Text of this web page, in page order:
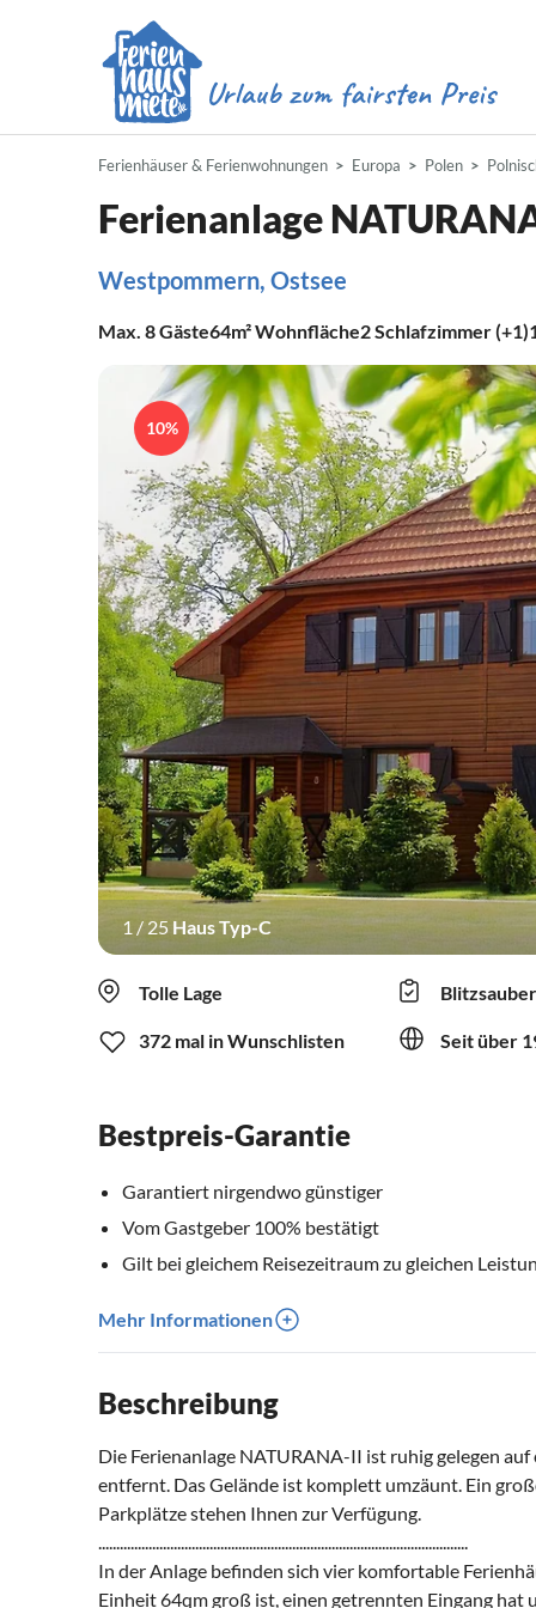
Ferienhäuser & Ferienwohnungen Europa Polen
Ferienanlage
Westpommern, Ostsee
Max. 8Gäste64m²Wohnfläche2Schlafzimmer (+1)
1 / 25 Haus Typ-C
10%
Tolle Lage
372 mal in Wunschlisten Seit über
Bestpreis-Garantie
Garantiert nirgendwo günstiger
Vom Gastgeber 100% bestätigt
Gilt bei gleichem Reisezeitraum zu gleichen
Mehr Informationen
Beschreibung
Die Ferienanlage NATURANA-II ist ruhig gelegen
entfernt. Das Gelände ist komplett umzäunt. Ein
Parkplätze stehen Ihnen zur Verfügung.
.......................................................................................................
In der Anlage befinden sich vier komfortable
Einheit 64qm groß ist, einen getrennten Eingang hat